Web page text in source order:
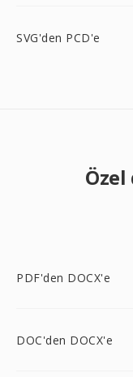
SVG'den PCD'e
PDF'den DOCX'e
DOC'den DOCX'e